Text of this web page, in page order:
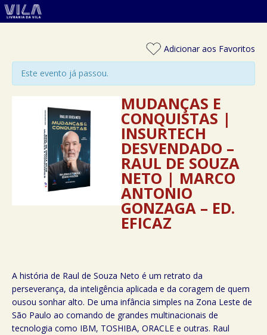
Adicionar aos Favoritos
Este evento já passou.
MUDANÇAS E
CONQUISTAS |
INSURTECH
DESVENDADO –
RAUL DE SOUZA
NETO | MARCO
ANTONIO
GONZAGA – ED.
EFICAZ
A história de Raul de Souza Neto é um retrato da
perseverança, da inteligência aplicada e da coragem de quem
ousou sonhar alto. De uma infância simples na Zona Leste de
São Paulo ao comando de grandes multinacionais de
tecnologia como IBM, TOSHIBA, ORACLE e outras. Raul